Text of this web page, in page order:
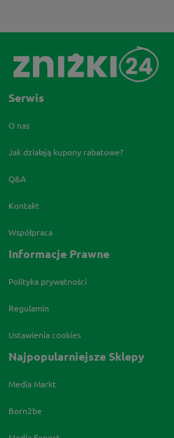
Serwis
O nas
Jak działają kupony rabatowe?
Q&A
Kontakt
Współpraca
Informacje Prawne
Polityka prywatności
Regulamin
Ustawienia cookies
Najpopularniejsze Sklepy
Media Markt
Born2be